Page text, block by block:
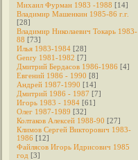
Михаил Фурман 1983 -1988 [14]
Владимир Машенкин 1985-86 г.г.
[28]
Владимир Николаевич Токарь 1983-
88 [73]
Илья 1983-1984 [28]
Genry 1981-1982 [7]
Дмитрий Бердасов 1986-1986 [4]
Евгений 1986 - 1990 [8]
Андрей 1987-1990 [14]
Дмитрий 1986 - 1987 [7]
Игорь 1983 - 1984 [61]
Олег 1987-1989 [32]
Колтаков Алексей 1988-90 [27]
Климов Сергей Викторович 1983-
1986 [12]
Файлясов Игорь Идрисович 1985
год [3]